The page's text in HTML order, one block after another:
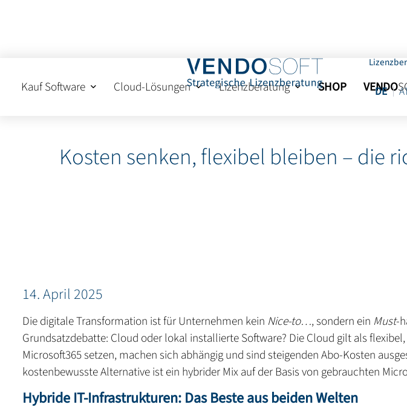
Kauf Software Cloud-Lösungen Lizenzberatung SHOP VENDO
DE
Kosten senken, flexibel bleiben – die
14. April 2025
Die digitale Transformation ist für Unternehmen kein Nice-to…, sondern ein Must-
Grundsatzdebatte: Cloud oder lokal installierte Software? Die Cloud gilt als
Microsoft365 setzen, machen sich abhängig und sind steigenden Abo-Kosten
kostenbewusste Alternative ist ein hybrider Mix auf der Basis von gebrauchten
Hybride IT-Infrastrukturen: Das Beste aus beiden Welten